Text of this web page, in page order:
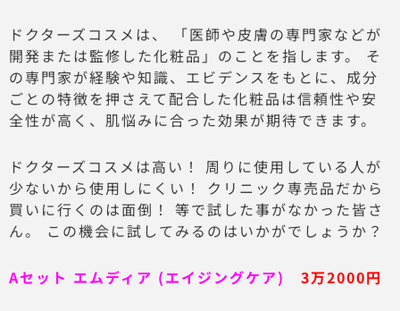
ドクターズコスメは、 「医師や皮膚の専門家などが
開発または監修した化粧品」 のことを指します。 そ
の専門家が経験や知識、エビデンスをもとに、 成分
ごとの特徴を押さえて配合した化粧品は信頼性や安
全性が高く 、肌悩みに合った効果が期待できます。
ドクターズコスメは高い！ 周りに使用している人が
少ないから使用しにくい！ クリニック専売品だから
買いに行くのは面倒！ 等で試した事がなかった皆さ
ん。 この機会に試してみるのはいかがでしょうか？
Aセット エムディア (エイジングケア) 3万2000円